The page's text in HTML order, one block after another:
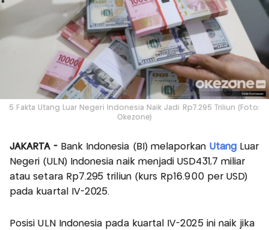
5 Fakta Utang Luar Negeri Indonesia Naik Jadi Rp7.295 Triliun (Foto:
Okezone)
JAKARTA - Bank Indonesia (BI) melaporkan UtangLuar
Negeri (ULN) Indonesia naik menjadi USD431,7 miliar
atau setara Rp7.295 triliun (kurs Rp16.900 per USD)
pada kuartal IV-2025.
Posisi ULN Indonesia pada kuartal IV-2025 ini naik jika